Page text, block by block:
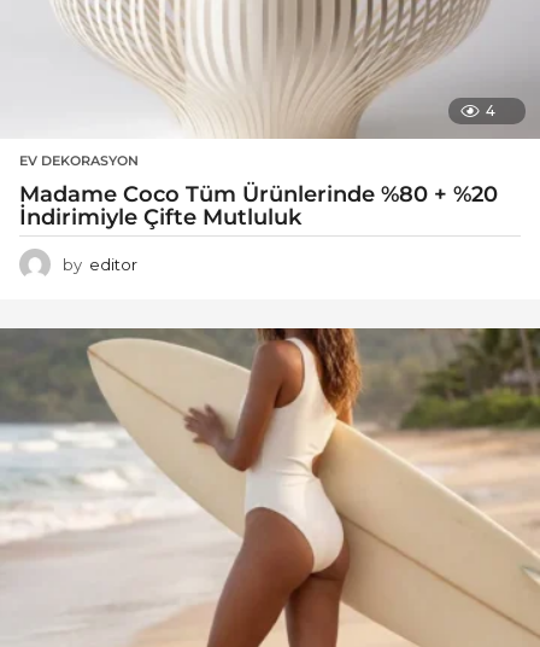
4
EV DEKORASYON
Madame Coco Tüm Ürünlerinde %80 + %20
İndirimiyle Çifte Mutluluk
by editor